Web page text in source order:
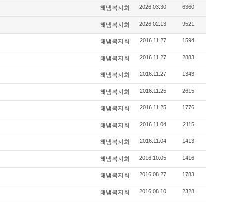
해냄복지회 2026.03.30 6360
해냄복지회 2026.02.13 9521
해냄복지회 2016.11.27 1594
해냄복지회 2016.11.27 2883
해냄복지회 2016.11.27 1343
해냄복지회 2016.11.25 2615
해냄복지회 2016.11.25 1776
해냄복지회 2016.11.04 2115
해냄복지회 2016.11.04 1413
해냄복지회 2016.10.05 1416
해냄복지회 2016.08.27 1783
해냄복지회 2016.08.10 2328